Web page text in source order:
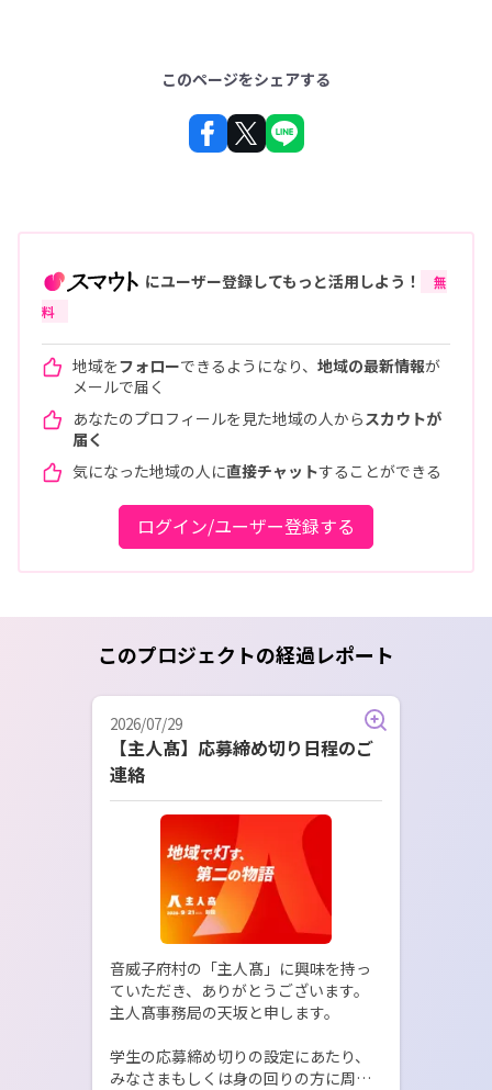
このページをシェアする
にユーザー登録してもっと活用しよう！
無
料
地域をフォローできるようになり、 地域の最新情報が
メールで届く
あなたのプロフィールを見た地域の人から スカウトが
届く
気になった地域の人に直接チャットすることができる
ログイン/ユーザー登録する
このプロジェクトの経過レポート
2026/07/29
【主人髙】応募締め切り日程のご
連絡
音威子府村の「主人髙」に興味を持っ
ていただき、ありがとうございます。
主人髙事務局の天坂と申します。
学生の応募締め切りの設定にあたり、
みなさまもしくは身の回りの方に周知